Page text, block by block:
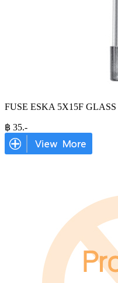
FUSE ESKA 5X15F
฿ 35.-